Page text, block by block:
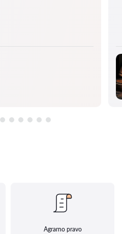
Agrarno pravo